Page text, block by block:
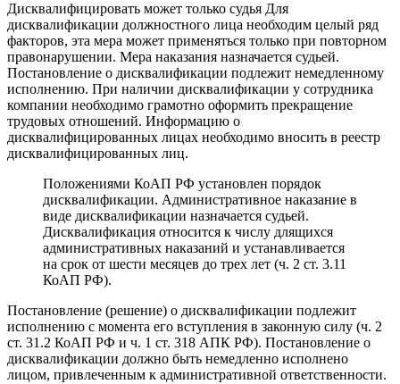
Дисквалифицировать может только судья Для
дисквалификации должностного лица необходим целый ряд
факторов, эта мера может применяться только при повторном
правонарушении. Мера наказания назначается судьей.
Постановление о дисквалификации подлежит немедленному
исполнению. При наличии дисквалификации у сотрудника
компании необходимо грамотно оформить прекращение
трудовых отношений. Информацию о
дисквалифицированных лицах необходимо вносить в реестр
дисквалифицированных лиц.
Положениями КоАП РФ установлен порядок
дисквалификации. Административное наказание в
виде дисквалификации назначается судьей.
Дисквалификация относится к числу длящихся
административных наказаний и устанавливается
на срок от шести месяцев до трех лет (ч. 2 ст. 3.11
КоАП РФ).
Постановление (решение) о дисквалификации подлежит
исполнению с момента его вступления в законную силу (ч. 2
ст. 31.2 КоАП РФ и ч. 1 ст. 318 АПК РФ). Постановление о
дисквалификации должно быть немедленно исполнено
лицом, привлеченным к административной ответственности.